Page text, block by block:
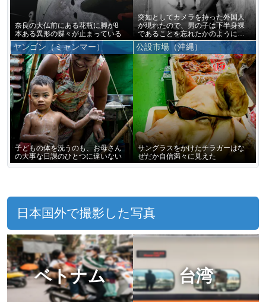
奈良の大仏前にある花瓶に脚が8
本ある異形の蝶々が止まっている
突如としてカメラを持った外国人
が現れたので、男の子は下半身裸
であることを忘れたかのように僕
をじっと見つめ続けていた
ヤンゴン（ミャンマー）
子どもの体を洗うのも、お母さん
の大事な日課のひとつに違いない
公設市場（沖縄）
サングラスをかけたチラガーはな
ぜだか自信満々に見えた
日本国外で撮影した写真
ベトナム 台湾